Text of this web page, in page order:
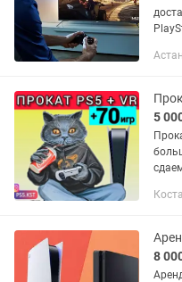
5
сдаем 5-10
8